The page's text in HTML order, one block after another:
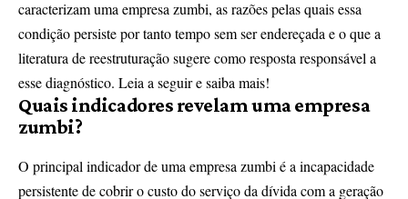
caracterizam uma empresa zumbi, as razões pelas quais essa
condição persiste por tanto tempo sem ser endereçada e o que a
literatura de reestruturação sugere como resposta responsável a
esse diagnóstico. Leia a seguir e saiba mais!
Quais indicadores revelam uma empresa
zumbi?
O principal indicador de uma empresa zumbi é a incapacidade
persistente de cobrir o custo do serviço da dívida com a geração